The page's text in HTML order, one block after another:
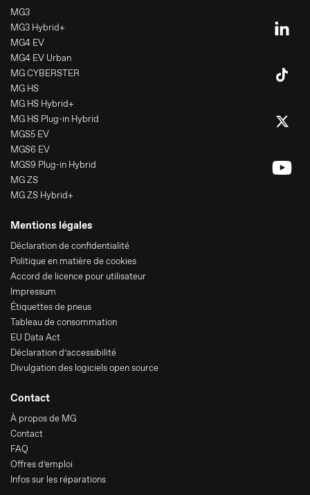
MG3
MG3 Hybrid+
MG4 EV
MG4 EV Urban
MG CYBERSTER
MG HS
MG HS Hybrid+
MG HS Plug-in Hybrid
MGS5 EV
MGS6 EV
MGS9 Plug-in Hybrid
MG ZS
MG ZS Hybrid+
Mentions légales
Déclaration de confidentialité
Politique en matière de cookies
Accord de licence pour utilisateur
Impressum
Étiquettes de pneus
Tableau de consommation
EU Data Act
Déclaration d’accessibilité
Divulgation des logiciels open source
Contact
À propos de MG
Contact
FAQ
Offres d’emploi
Infos sur les réparations